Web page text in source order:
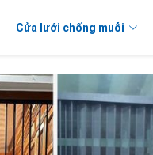
Cửa lưới chống muỗi